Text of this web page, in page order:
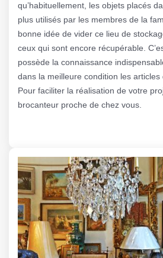
qu’habituellement, les objets placés
plus utilisés par les membres de la
bonne idée de vider ce lieu de
ceux qui sont encore récupérable.
possède la connaissance
dans la meilleure condition les articles
Pour faciliter la réalisation de votre
brocanteur proche de chez vous.